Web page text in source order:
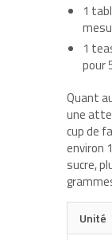
1
1
pour
Quant
une
cup de
environ
sucre,
Unité